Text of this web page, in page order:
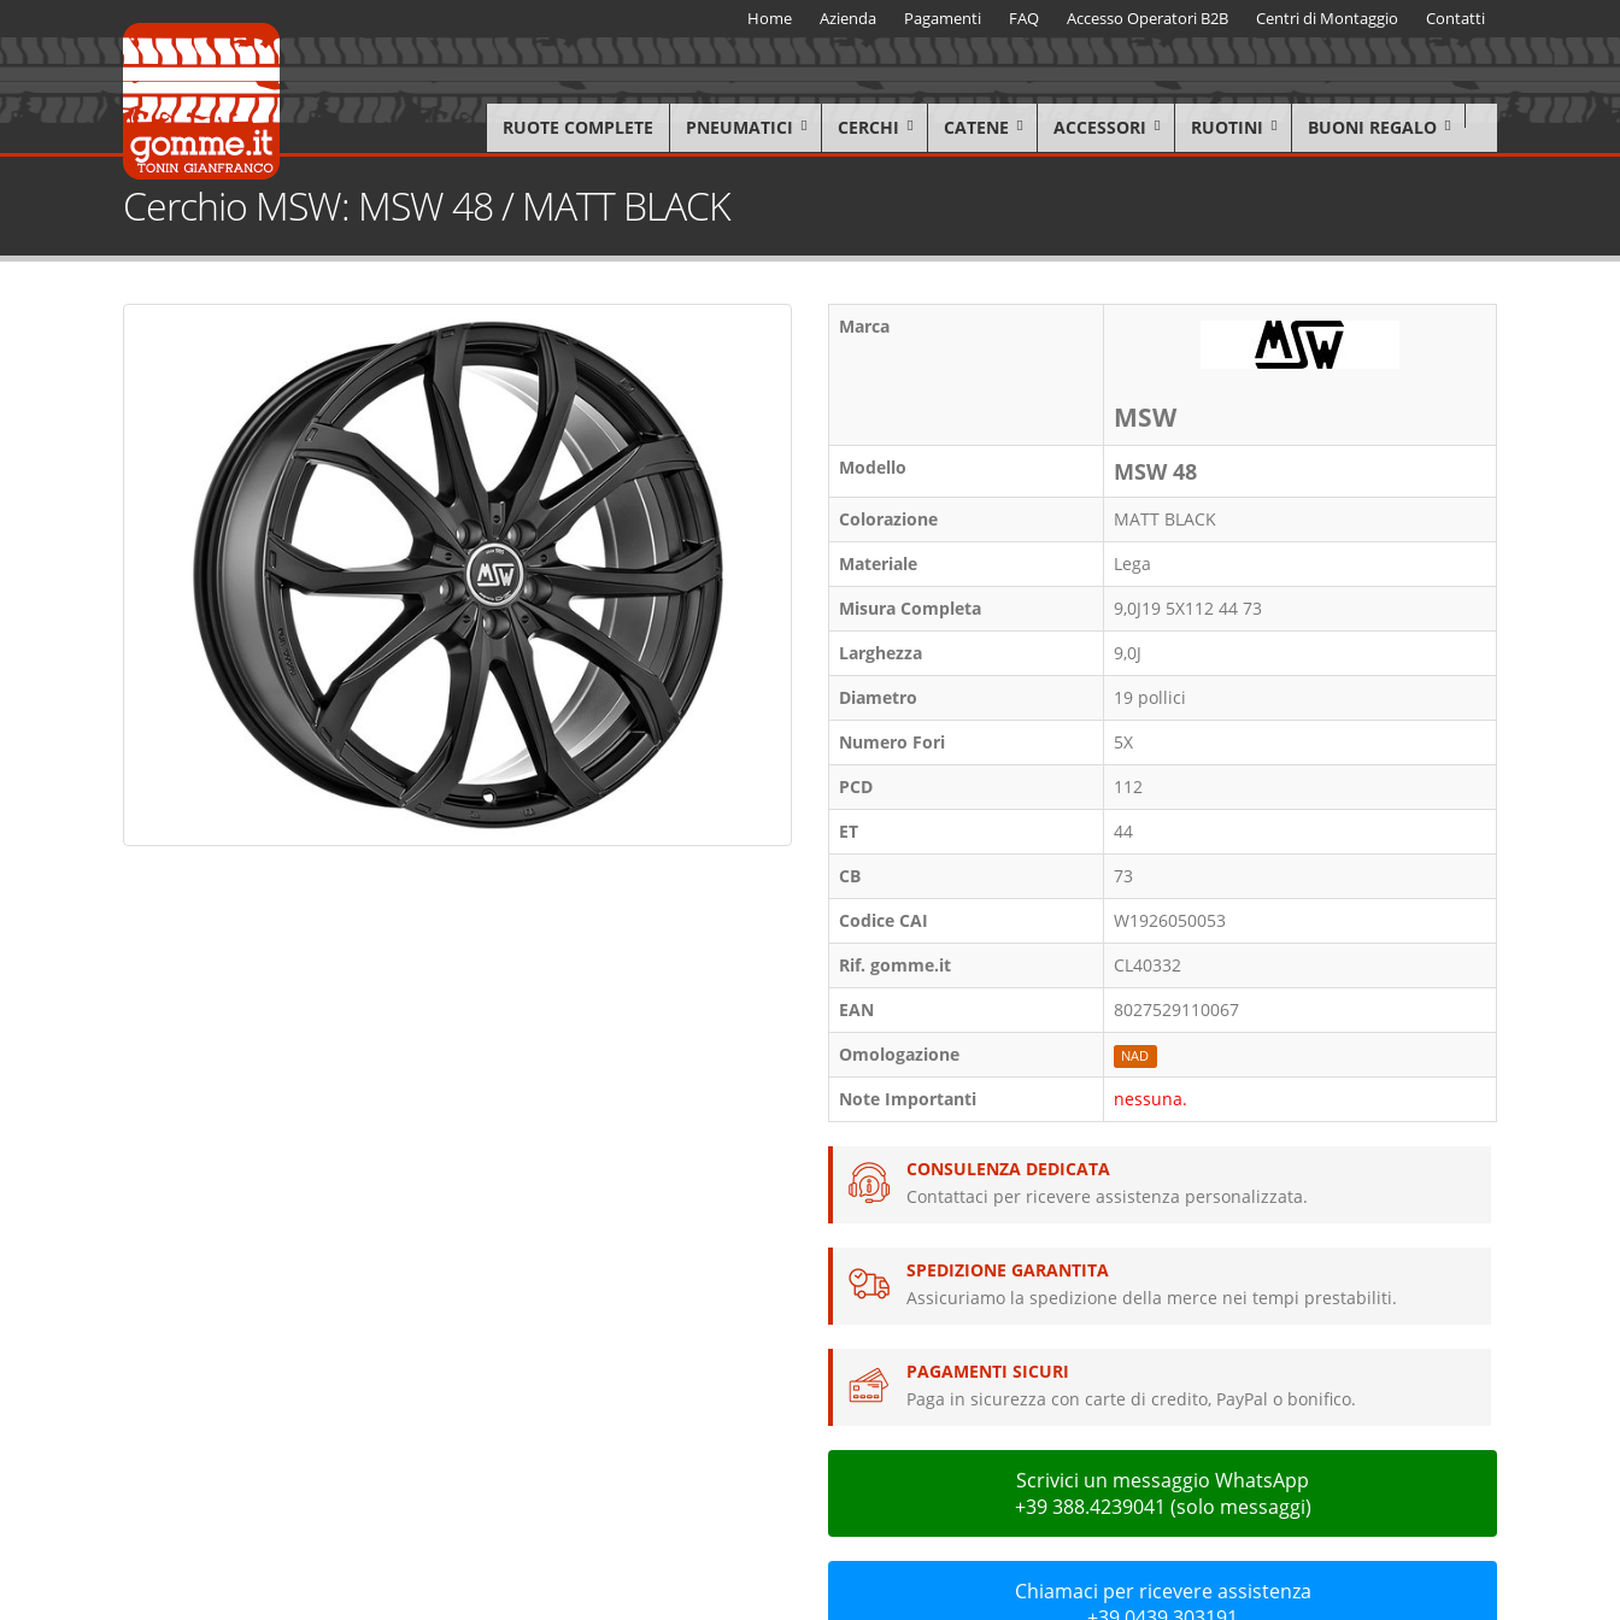
Home Azienda Pagamenti FAQ Accesso Operatori B2B Centri di Montaggio Contatti
RUOTE COMPLETE PNEUMATICI CERCHI CATENE ACCESSORI RUOTINI BUONI REGALO
Cerchio MSW: MSW 48 / MATT BLACK
Marca
MSW
Modello MSW 48
Colorazione
MATT BLACK
Materiale
Lega
Misura Completa
9,0J19 5X112 44 73
Larghezza
9,0J
Diametro
19 pollici
Numero Fori
5X
PCD
112
ET
44
CB
73
Codice CAI
W1926050053
Rif. gomme.it
CL40332
EAN
8027529110067
Omologazione
NAD
Note Importanti nessuna.
CONSULENZA DEDICATA
Contattaci per ricevere assistenza personalizzata.
SPEDIZIONE GARANTITA
Assicuriamo la spedizione della merce nei tempi prestabiliti.
PAGAMENTI SICURI
Paga in sicurezza con carte di credito, PayPal o bonifico.
Scrivici un messaggio WhatsApp
+39 388.4239041 (solo messaggi)
Chiamaci per ricevere assistenza